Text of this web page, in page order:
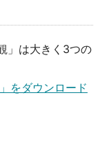
」は大きく3つの
をダウンロード